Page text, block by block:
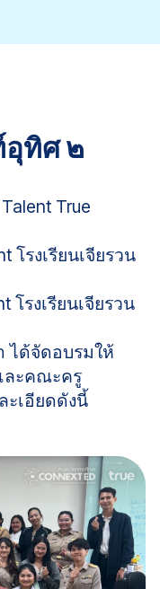
อุทิศ ๒
True
โรงเรียนเจียรวน
โรงเรียนเจียรวน
ได้จัดอบรมให้
ละคณะครู
ะเอียดดังนี้